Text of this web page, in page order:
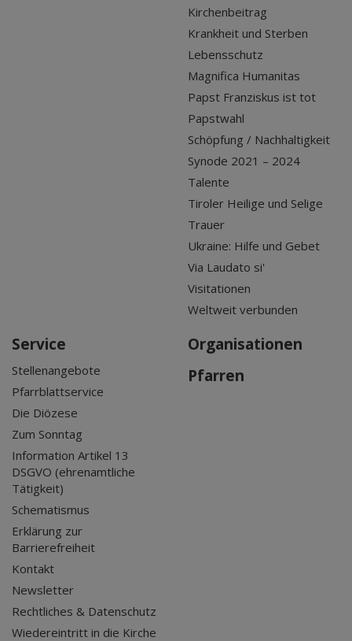
Kirchenbeitrag
Krankheit und Sterben
Lebensschutz
Magnifica Humanitas
Papst Franziskus ist tot
Papstwahl
Schöpfung / Nachhaltigkeit
Synode 2021 – 2024
Talente
Tiroler Heilige und Selige
Trauer
Ukraine: Hilfe und Gebet
Via Laudato si'
Visitationen
Weltweit verbunden
Service
Stellenangebote
Pfarrblattservice
Die Diözese
Zum Sonntag
Information Artikel 13
DSGVO (ehrenamtliche
Tätigkeit)
Schematismus
Erklärung zur
Barrierefreiheit
Kontakt
Newsletter
Rechtliches & Datenschutz
Wiedereintritt in die Kirche
Organisationen
Pfarren